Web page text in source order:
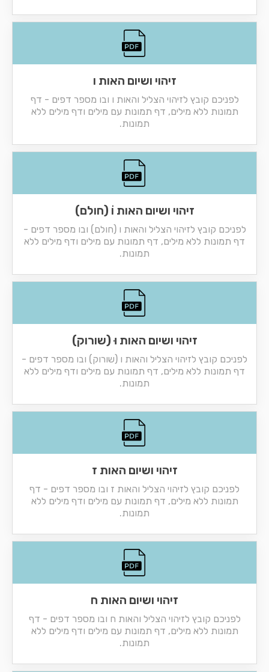
זיהוי ושיום האות ו
לפניכם קובץ לזיהוי הצליל והאות ו ובו מספר דפים - דף
תמונות ללא מילים, דף תמונות עם מילים ודף מילים ללא
תמונות.
זיהוי ושיום האות וֹ (חולם)
לפניכם קובץ לזיהוי הצליל והאות ו (חולם) ובו מספר דפים -
דף תמונות ללא מילים, דף תמונות עם מילים ודף מילים ללא
תמונות.
זיהוי ושיום האות וּ (שורוק)
לפניכם קובץ לזיהוי הצליל והאות ו (שורוק) ובו מספר דפים -
דף תמונות ללא מילים, דף תמונות עם מילים ודף מילים ללא
תמונות.
זיהוי ושיום האות ז
לפניכם קובץ לזיהוי הצליל והאות ז ובו מספר דפים - דף
תמונות ללא מילים, דף תמונות עם מילים ודף מילים ללא
תמונות.
זיהוי ושיום האות ח
לפניכם קובץ לזיהוי הצליל והאות ח ובו מספר דפים - דף
תמונות ללא מילים, דף תמונות עם מילים ודף מילים ללא
תמונות.